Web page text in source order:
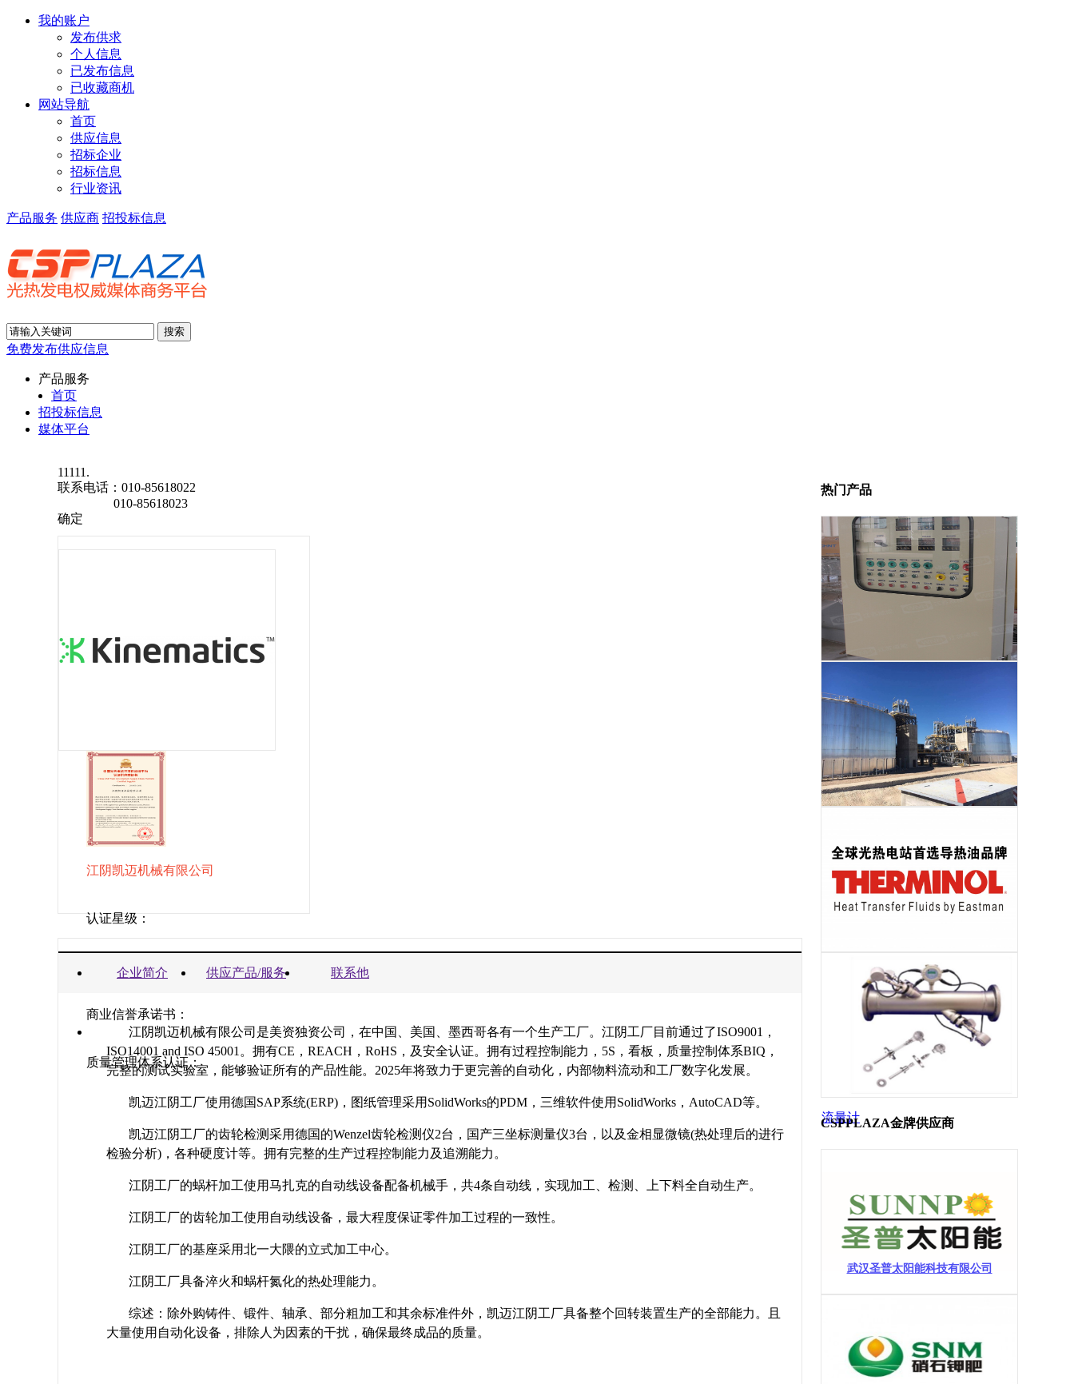
我的账户
发布供求
个人信息
已发布信息
已收藏商机
网站导航
首页
供应信息
招标企业
招标信息
行业资讯
产品服务 供应商 招投标信息
免费发布供应信息
产品服务
首页
招投标信息
媒体平台
热门产品
流量计
CSPPLAZA金牌供应商
武汉圣普太阳能科技有限公司
11111.
联系电话： 010-85618022
010-85618023
确定
江阴凯迈机械有限公司
认证星级：
营业执照：
商业信誉承诺书：
质量管理体系认证：
企业简介 供应产品/服务 联系他
江阴凯迈机械有限公司是美资独资公司，在中国、美国、墨西哥各有一个生产工厂。江阴工厂目前通过了ISO9001，
ISO14001 and ISO 45001。拥有CE，REACH，RoHS，及安全认证。拥有过程控制能力，5S，看板，质量控制体系BIQ，
完整的测试实验室，能够验证所有的产品性能。2025年将致力于更完善的自动化，内部物料流动和工厂数字化发展。
凯迈江阴工厂使用德国SAP系统(ERP)，图纸管理采用SolidWorks的PDM，三维软件使用SolidWorks，AutoCAD等。
凯迈江阴工厂的齿轮检测采用德国的Wenzel齿轮检测仪2台，国产三坐标测量仪3台，以及金相显微镜(热处理后的进行
检验分析)，各种硬度计等。拥有完整的生产过程控制能力及追溯能力。
江阴工厂的蜗杆加工使用马扎克的自动线设备配备机械手，共4条自动线，实现加工、检测、上下料全自动生产。
江阴工厂的齿轮加工使用自动线设备，最大程度保证零件加工过程的一致性。
江阴工厂的基座采用北一大隈的立式加工中心。
江阴工厂具备淬火和蜗杆氮化的热处理能力。
综述：除外购铸件、锻件、轴承、部分粗加工和其余标准件外，凯迈江阴工厂具备整个回转装置生产的全部能力。且
大量使用自动化设备，排除人为因素的干扰，确保最终成品的质量。